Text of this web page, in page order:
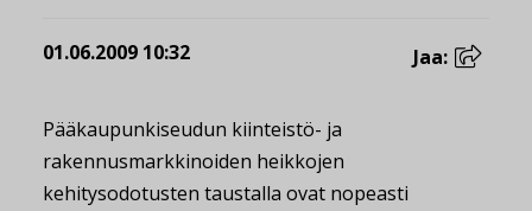
01.06.2009 10:32 Jaa:
Pääkaupunkiseudun kiinteistö- ja
rakennusmarkkinoiden heikkojen
kehitysodotusten taustalla ovat nopeasti